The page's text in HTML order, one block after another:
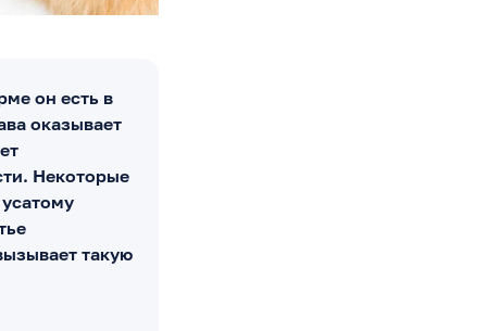
он есть в
оказывает
Некоторые
такую